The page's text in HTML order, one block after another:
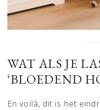
WAT ALS JE
‘BLOEDEND
En voilà, dit is het